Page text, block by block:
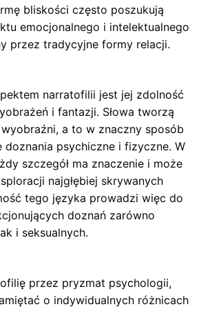
bliskości często poszukują
emocjonalnego i intelektualnego
przez tradycyjne formy relacji.
narratofilii jest jej zdolność
i fantazji. Słowa tworzą
a to w znaczny sposób
doznania psychiczne i fizyczne. W
szczegół ma znaczenie i może
najgłębiej skrywanych
tego języka prowadzi więc do
doznań zarówno
i seksualnych.
przez pryzmat psychologii,
o indywidualnych różnicach